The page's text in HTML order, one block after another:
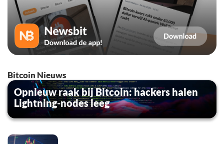
Bitcoin Nieuws
Opnieuw raak bij Bitcoin: hackers halen
Lightning-nodes leeg